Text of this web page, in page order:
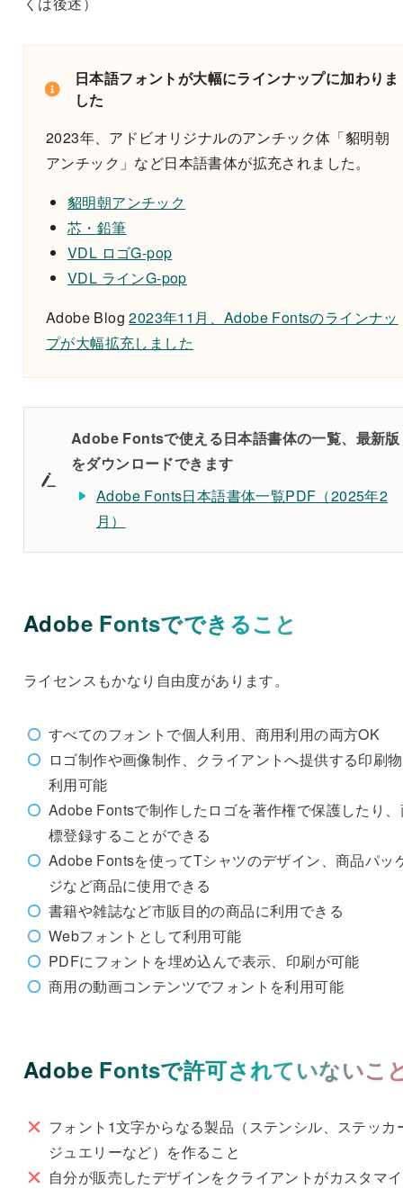
日本語フォントが大幅にラインナップに加わりま
した
2023年、アドビオリジナルのアンチック体「貂明朝
アンチック」など日本語書体が拡充されました。
貂明朝アンチック
芯・鉛筆
VDL ロゴG-pop
VDL ラインG-pop
Adobe Blog2023年11月、Adobe Fontsのラインナッ
プが大幅拡充しました
Adobe Fontsで使える日本語書体の一覧、最新版
をダウンロードできます
Adobe Fonts日本語書体一覧PDF（2025年2
月）
Adobe Fontsでできること
ライセンスもかなり自由度があります。
すべてのフォントで個人利用、商用利用の両方OK
ロゴ制作や画像制作、クライアントへ提供する印刷
利用可能
Adobe Fontsで制作したロゴを著作権で保護したり
標登録することができる
Adobe Fontsを使ってTシャツのデザイン、商品パッ
ジなど商品に使用できる
書籍や雑誌など市販目的の商品に利用できる
Webフォントとして利用可能
PDFにフォントを埋め込んで表示、印刷が可能
商用の動画コンテンツでフォントを利用可能
Adobe Fontsで許可されていないこ
フォント1文字からなる製品（ステンシル、ステッカ
ジュエリーなど）を作ること
自分が販売したデザインをクライアントがカスタマ